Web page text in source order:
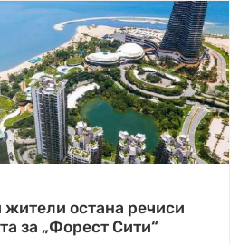
жители остана речиси
за „Форест Сити“